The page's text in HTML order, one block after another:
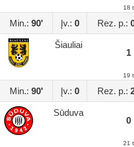
18
Min.: 90' Įv.: 0 Rez. p.:
Šiauliai
1
19
Min.: 90' Įv.: 0 Rez. p.:
Sūduva
0
21